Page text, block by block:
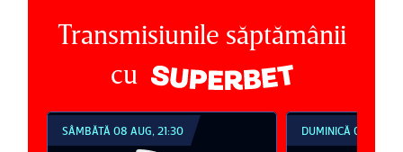
Transmisiunile săptămânii
cu
SÂMBĂTĂ 08 AUG, 21:30 DUMINICĂ 09 AUG,